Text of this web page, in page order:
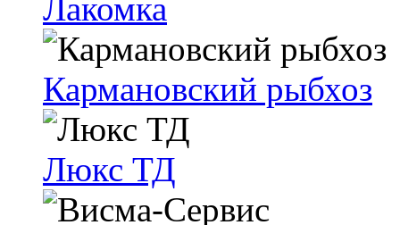
Лакомка
Кармановский рыбхоз
Люкс ТД